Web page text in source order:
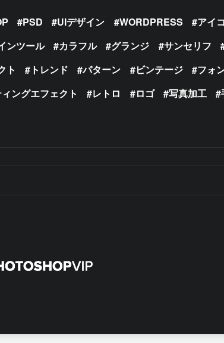
PSD UIデザイン WORDPRESS アイ
ンツール カラフル グランジ サンセリフ
ト トレンド パターン ビンテージ フォ
ングエフェクト レトロ ロゴ 写真加工